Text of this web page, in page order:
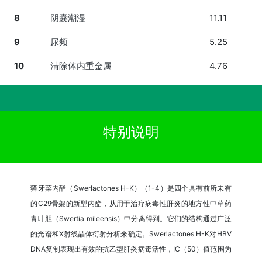
8 阴囊潮湿 11.11
9 尿频 5.25
10 清除体内重金属 4.76
特别说明
獐牙菜内酯（Swerlactones H-K）（1-4）是四个具有前所未有
的C29骨架的新型内酯，从用于治疗病毒性肝炎的地方性中草药
青叶胆（Swertia mileensis）中分离得到。它们的结构通过广泛
的光谱和X射线晶体衍射分析来确定。Swerlactones H-K对HBV
DNA复制表现出有效的抗乙型肝炎病毒活性，IC（50）值范围为